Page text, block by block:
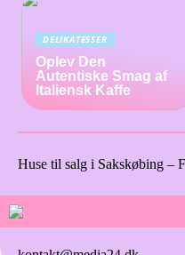
DELIKATESSER
Oplev Den
Autentiske Smag af
Italiensk Kaffe
Huse til salg i Sakskøbing –